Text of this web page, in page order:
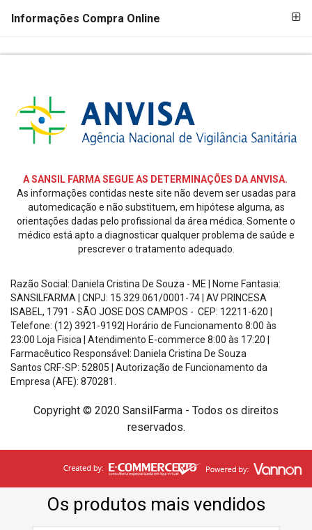
CREDIBILIDADE
SOCIAIS
Informações Compra Online
A SANSIL FARMA SEGUE AS DETERMINAÇÕES DA ANVISA.
As informações contidas neste site não devem ser usadas para
automedicação e não substituem, em hipótese alguma, as
orientações dadas pelo profissional da área médica. Somente o
médico está apto a diagnosticar qualquer problema de saúde e
prescrever o tratamento adequado.
Razão Social: Daniela Cristina De Souza - ME | Nome Fantasia:
SANSILFARMA | CNPJ: 15.329.061/0001-74 AV PRINCESA
ISABEL, 1791 - SÃO JOSE DOS CAMPOS - CEP: 12211-620
Telefone: (12) 3921-9192| Horário de Funcionamento 8:00 às
23:00 Loja Fisica | Atendimento E-commerce 8:00 às 17:20
Farmacêutico Responsável: Daniela Cristina De Souza
Santos CRF-SP: 52805 |
Autorização de Funcionamento da
Empresa (AFE): 870281.
Copyright © 2020 SansilFarma - Todos os direitos
reservados.